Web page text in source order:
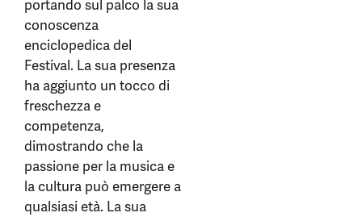
portando sul palco la sua
conoscenza
enciclopedica del
Festival. La sua presenza
ha aggiunto un tocco di
freschezza e
competenza,
dimostrando che la
passione per la musica e
la cultura può emergere a
qualsiasi età. La sua